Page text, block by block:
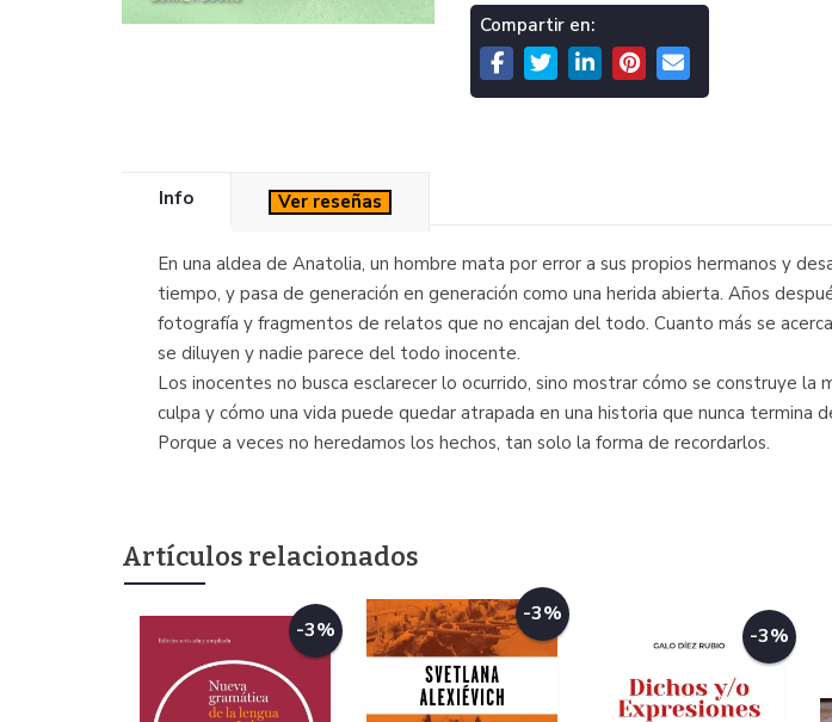
Compartir en:
Info Ver reseñas
En una aldea de Anatolia, un hombre mata por error a sus propios hermanos y
tiempo, y pasa de generación en generación como una herida abierta. Años
fotografía y fragmentos de relatos que no encajan del todo. Cuanto más se
se diluyen y nadie parece del todo inocente.
Los inocentes no busca esclarecer lo ocurrido, sino mostrar cómo se construye
culpa y cómo una vida puede quedar atrapada en una historia que nunca termina
Porque a veces no heredamos los hechos, tan solo la forma de recordarlos.
Artículos relacionados
-3%
-3%
-3%